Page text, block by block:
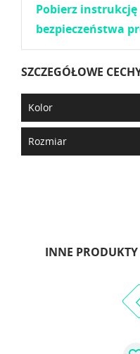
Pobierz
bezpieczeństwa
SZCZEGÓŁOWE
Kolor
Rozmiar
INNE PRODUKTY